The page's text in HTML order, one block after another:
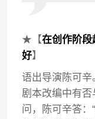
★【在创作阶
好】
语出导演陈可辛
剧本改编中有
问，陈可辛答